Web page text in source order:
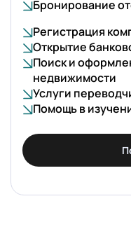
Бронирование
Регистрация
Открытие
Поиск и
недвижимости
Услуги
Помощь в